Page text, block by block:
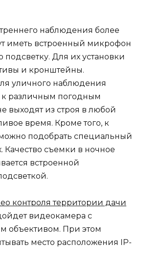
наблюдения более
иметь встроенный микрофон
Для их установки
и кронштейны.
уличного наблюдения
различным погодным
выходят из строя в любой
время. Кроме того, к
подобрать специальный
Качество съемки в ночное
встроенной
контроля территории дачи
видеокамера с
объективом. При этом
место расположения IP-